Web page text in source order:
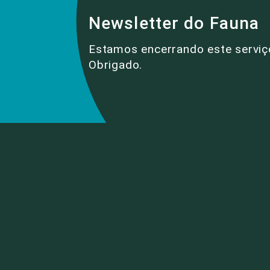
Newsletter do Fauna
Estamos encerrando este
Obrigado.